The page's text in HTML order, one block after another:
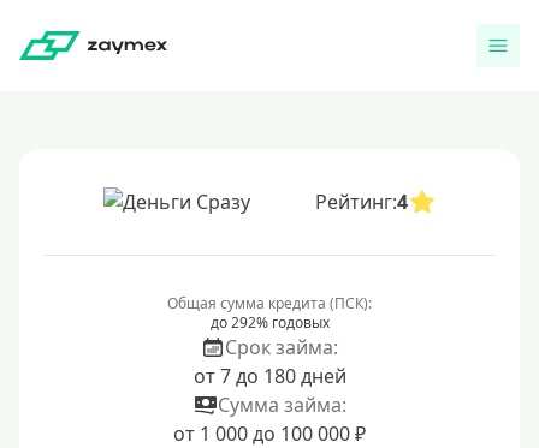
Рейтинг:4
Общая сумма кредита (ПСК):
до 292% годовых
Срок займа:
от 7 до 180 дней
Сумма займа:
от 1 000 до 100 000 ₽